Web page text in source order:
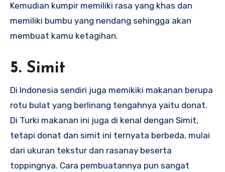
Kemudian kumpir memiliki rasa yang khas dan
memiliki bumbu yang nendang sehingga akan
membuat kamu ketagihan.
5. Simit
Di Indonesia sendiri juga memikiki makanan berupa
rotu bulat yang berlinang tengahnya yaitu donat.
Di Turki makanan ini juga di kenal dengan Simit,
tetapi donat dan simit ini ternyata berbeda, mulai
dari ukuran tekstur dan rasanay beserta
toppingnya. Cara pembuatannya pun sangat